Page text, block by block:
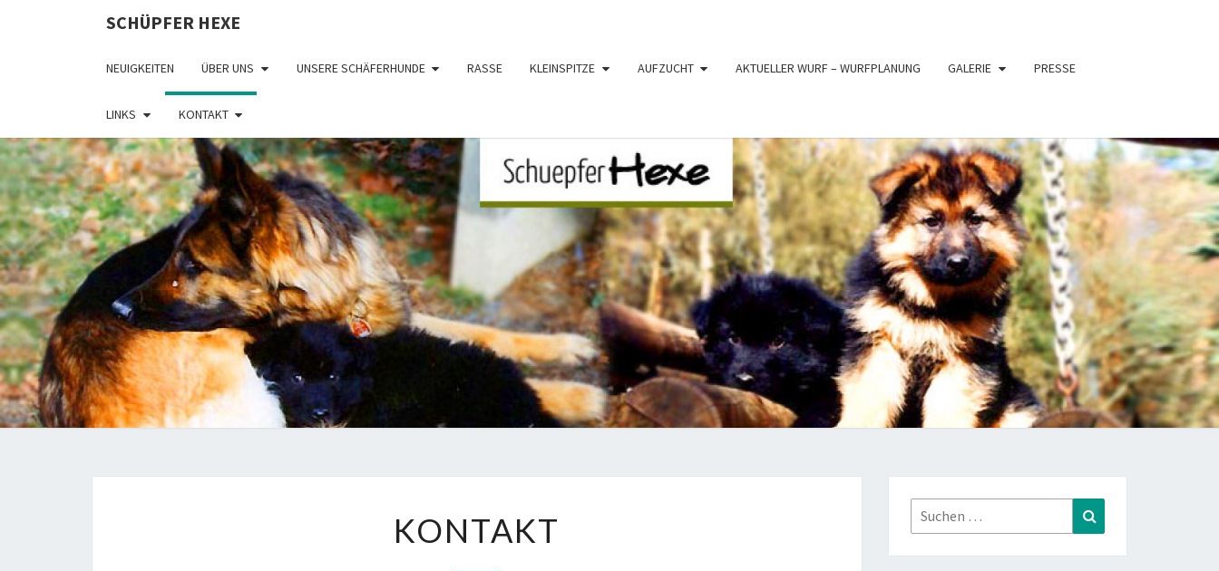
SCHÜPFER HEXE
NEUIGKEITEN ÜBER UNS UNSERE SCHÄFERHUNDE RASSE KLEINSPITZE AUFZUCHT AKTUELLER WURF – WURFPLANUNG GALERIE PRESSE
LINKS KONTAKT
SCHÜPFER
HEXE
Langhaar
Schäferhunde
Von Den
Schüpfer
Hexen
KONTAKT
Suchen
nach: